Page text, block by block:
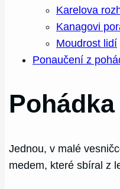
Karelova
Kanagovi
Moudrost lidí
Ponaučení z
Jednou, v malé
medem, které sbíral z